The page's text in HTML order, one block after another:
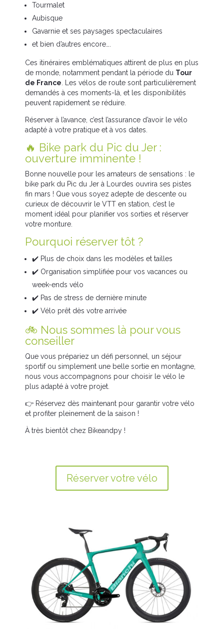
Tourmalet
Aubisque
Gavarnie et ses paysages spectaculaires
et bien d’autres encore….
Ces itinéraires emblématiques attirent de plus en plus
de monde, notamment pendant la période du Tour
de France . Les vélos de route sont particulièrement
demandés à ces moments-là, et les disponibilités
peuvent rapidement se réduire.
Réserver à l’avance, c’est l’assurance d’avoir le vélo
adapté à votre pratique et à vos dates.
🔥 Bike park du Pic du Jer :
ouverture imminente !
Bonne nouvelle pour les amateurs de sensations : le
bike park du Pic du Jer à Lourdes ouvrira ses pistes
fin mars ! Que vous soyez adepte de descente ou
curieux de découvrir le VTT en station, c’est le
moment idéal pour planifier vos sorties et réserver
votre monture.
Pourquoi réserver tôt ?
✔️ Plus de choix dans les modèles et tailles
✔️ Organisation simplifiée pour vos vacances ou
week-ends vélo
✔️ Pas de stress de dernière minute
✔️ Vélo prêt dès votre arrivée
🚲 Nous sommes là pour vous
conseiller
Que vous prépariez un défi personnel, un séjour
sportif ou simplement une belle sortie en montagne,
nous vous accompagnons pour choisir le vélo le
plus adapté à votre projet.
👉 Réservez dès maintenant pour garantir votre vélo
et profiter pleinement de la saison !
À très bientôt chez Bikeandpy !
Réserver votre vélo